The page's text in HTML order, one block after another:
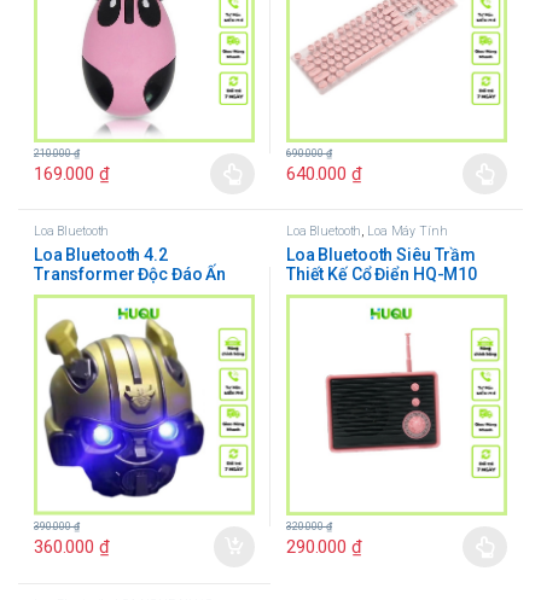
169.000 ₫
210.000₫
640.000 ₫
690.000₫
Loa Bluetooth
Loa Bluetooth 4.2
Transformer Độc Đáo Ấn
Tượng
360.000 ₫
390.000₫
Loa Bluetooth, Loa Máy Tính
Loa Bluetooth Siêu Trầm
Thiết Kế Cổ Điển HQ-M10
290.000 ₫
320.000₫